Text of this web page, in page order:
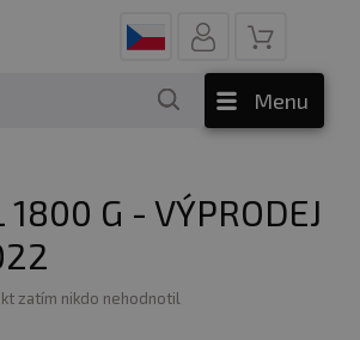
Menu
1800 G - VÝPRODEJ
zatím nikdo nehodnotil